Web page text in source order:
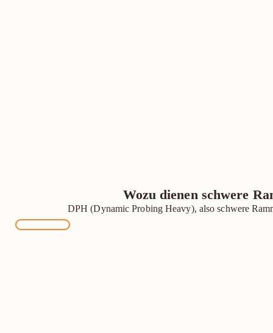
Wozu dienen schwere
DPH (Dynamic Probing Heavy), also schwere